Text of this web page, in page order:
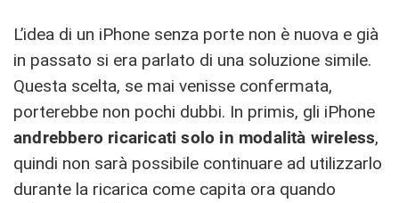
L’idea di un iPhone senza porte non è nuova e già
in passato si era parlato di una soluzione simile.
Questa scelta, se mai venisse confermata,
porterebbe non pochi dubbi. In primis, gli iPhone
andrebbero ricaricati solo in modalità wireless,
quindi non sarà possibile continuare ad utilizzarlo
durante la ricarica come capita ora quando